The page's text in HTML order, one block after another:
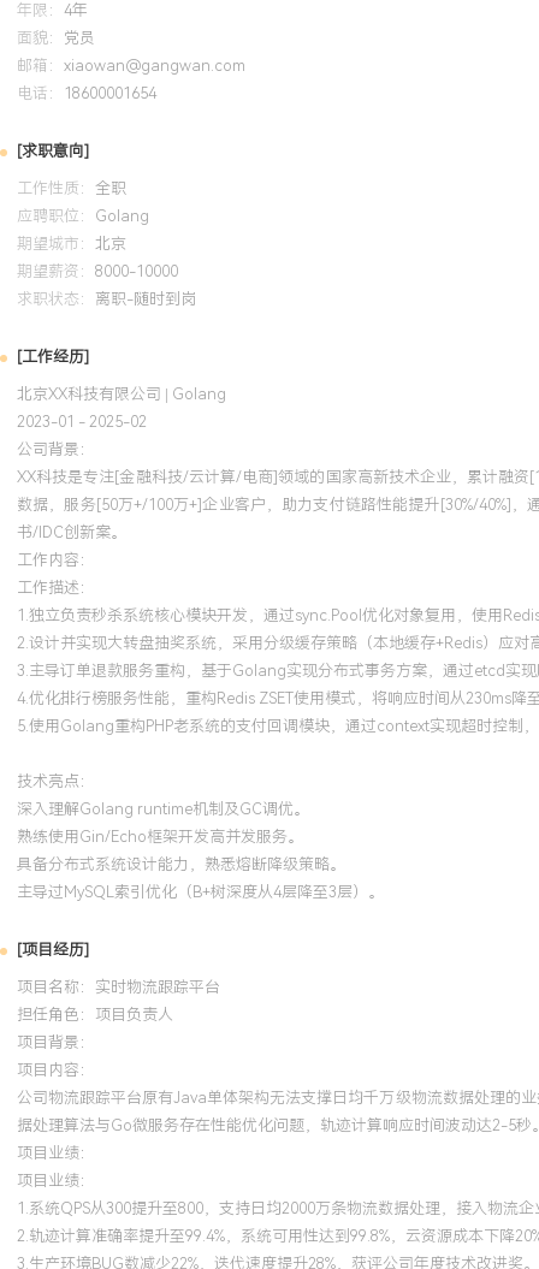
年限： 4年
面貌： 党员
邮箱： xiaowan@gangwan.com
电话：
18600001654
[求职意向]
工作性质： 全职
应聘职位： Golang
期望城市： 北京
期望薪资： 8000-10000
求职状态： 离职-随时到岗
[工作经历]
北京XX科技有限公司 | Golang
2023-01 - 2025-02
公司背景：
XX科技是专注[金融科技/云计算/电商]领域的国家高新技术企业，累计融
数据，服务[50万+/100万+]企业客户，助力支付链路性能提升[30%/40%]
书/IDC创新案。
工作内容：
工作描述：
1.独立负责秒杀系统核心模块开发，通过sync.Pool优化对象复用，使用
2.设计并实现大转盘抽奖系统，采用分级缓存策略（本地缓存+Redis）应对
3.主导订单退款服务重构，基于Golang实现分布式事务方案，通过etcd实
4.优化排行榜服务性能，重构Redis ZSET使用模式，将响应时间从230ms降
5.使用Golang重构PHP老系统的支付回调模块，通过context实现超时控制
技术亮点：
深入理解Golang runtime机制及GC调优。
熟练使用Gin/Echo框架开发高并发服务。
具备分布式系统设计能力，熟悉熔断降级策略。
主导过MySQL索引优化（B+树深度从4层降至3层）。
[项目经历]
项目名称：实时物流跟踪平台
担任角色： 项目负责人
项目背景：
项目内容：
公司物流跟踪平台原有Java单体架构无法支撑日均千万级物流数据处理的
据处理算法与Go微服务存在性能优化问题，轨迹计算响应时间波动达2-5秒
项目业绩：
项目业绩：
1.系统QPS从300提升至800，支持日均2000万条物流数据处理，接入物流
2.轨迹计算准确率提升至99.4%，系统可用性达到99.8%，云资源成本下降
3.生产环境BUG数减少22%，迭代速度提升28%，获评公司年度技术改进奖。